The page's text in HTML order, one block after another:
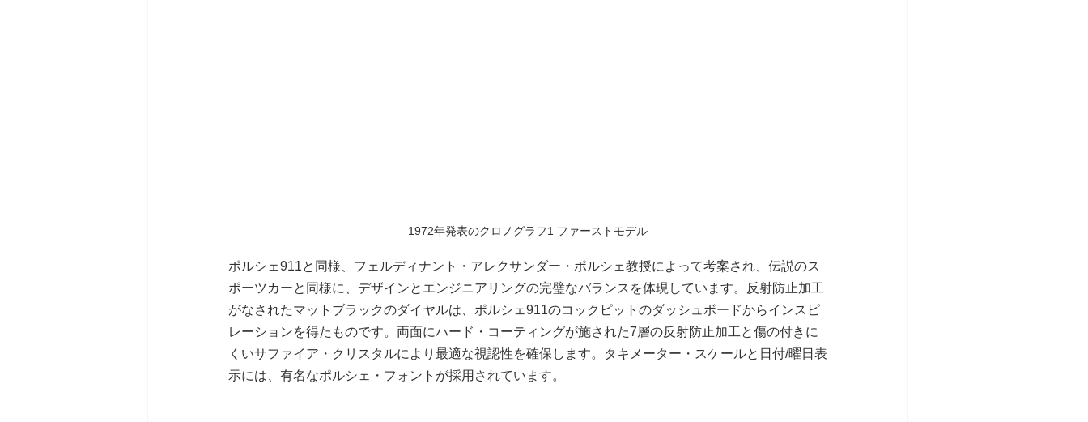
1972年発表のクロノグラフ1 ファーストモデル
ポルシェ911と同様、フェルディナント・アレクサンダー・ポルシェ教授によって考案され、伝説のス
ポーツカーと同様に、デザインとエンジニアリングの完璧なバランスを体現しています。反射防止加工
がなされたマットブラックのダイヤルは、ポルシェ911のコックピットのダッシュボードからインスピ
レーションを得たものです。両面にハード・コーティングが施された7層の反射防止加工と傷の付きに
くいサファイア・クリスタルにより最適な視認性を確保します。タキメーター・スケールと日付/曜日表
示には、有名なポルシェ・フォントが採用されています。